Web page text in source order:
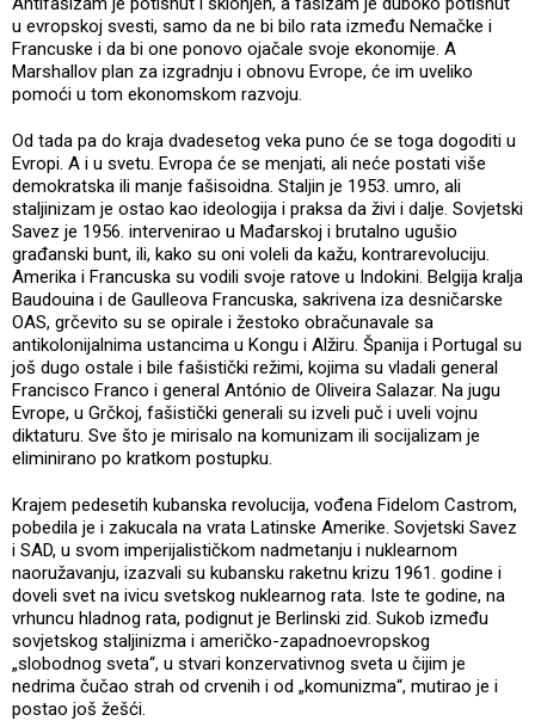
u evropskoj svesti, samo da ne bi bilo rata između Nemačke i
Francuske i da bi one ponovo ojačale svoje ekonomije. A
Marshallov plan za izgradnju i obnovu Evrope, će im uveliko
pomoći u tom ekonomskom razvoju.
Od tada pa do kraja dvadesetog veka puno će se toga dogoditi u
Evropi. A i u svetu. Evropa će se menjati, ali neće postati više
demokratska ili manje fašisoidna. Staljin je 1953. umro, ali
staljinizam je ostao kao ideologija i praksa da živi i dalje. Sovjetski
Savez je 1956. intervenirao u Mađarskoj i brutalno ugušio
građanski bunt, ili, kako su oni voleli da kažu, kontrarevoluciju.
Amerika i Francuska su vodili svoje ratove u Indokini. Belgija kralja
Baudouina i de Gaulleova Francuska, sakrivena iza desničarske
OAS, grčevito su se opirale i žestoko obračunavale sa
antikolonijalnima ustancima u Kongu i Alžiru. Španija i Portugal su
još dugo ostale i bile fašistički režimi, kojima su vladali general
Francisco Franco i general António de Oliveira Salazar. Na jugu
Evrope, u Grčkoj, fašistički generali su izveli puč i uveli vojnu
diktaturu. Sve što je mirisalo na komunizam ili socijalizam je
eliminirano po kratkom postupku.
Krajem pedesetih kubanska revolucija, vođena Fidelom Castrom,
pobedila je i zakucala na vrata Latinske Amerike. Sovjetski Savez
i SAD, u svom imperijalističkom nadmetanju i nuklearnom
naoružavanju, izazvali su kubansku raketnu krizu 1961. godine i
doveli svet na ivicu svetskog nuklearnog rata. Iste te godine, na
vrhuncu hladnog rata, podignut je Berlinski zid. Sukob između
sovjetskog staljinizma i američko-zapadnoevropskog
„slobodnog sveta“, u stvari konzervativnog sveta u čijim je
nedrima čučao strah od crvenih i od „komunizma“, mutirao je i
postao još žešći.